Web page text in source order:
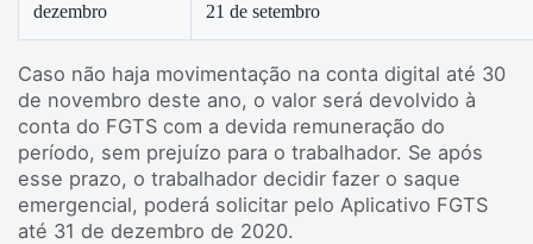
dezembro 21 de setembro
Caso não haja movimentação na conta digital até 30
de novembro deste ano, o valor será devolvido à
conta do FGTS com a devida remuneração do
período, sem prejuízo para o trabalhador. Se após
esse prazo, o trabalhador decidir fazer o saque
emergencial, poderá solicitar pelo Aplicativo FGTS
até 31 de dezembro de 2020.